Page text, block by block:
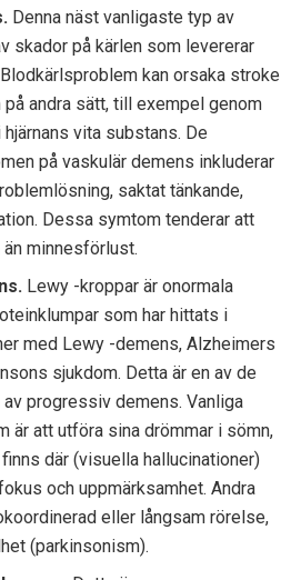
Denna näst vanligaste typ av
skador på kärlen som levererar
kan orsaka stroke
på andra sätt, till exempel genom
vita substans. De
på vaskulär demens inkluderar
saktat tänkande,
Dessa symtom tenderar att
än minnesförlust.
Lewy -kroppar är onormala
som har hittats i
med Lewy -demens, Alzheimers
sjukdom. Detta är en av de
progressiv demens. Vanliga
är att utföra sina drömmar i sömn,
där (visuella hallucinationer)
och uppmärksamhet. Andra
eller långsam rörelse,
(parkinsonism).